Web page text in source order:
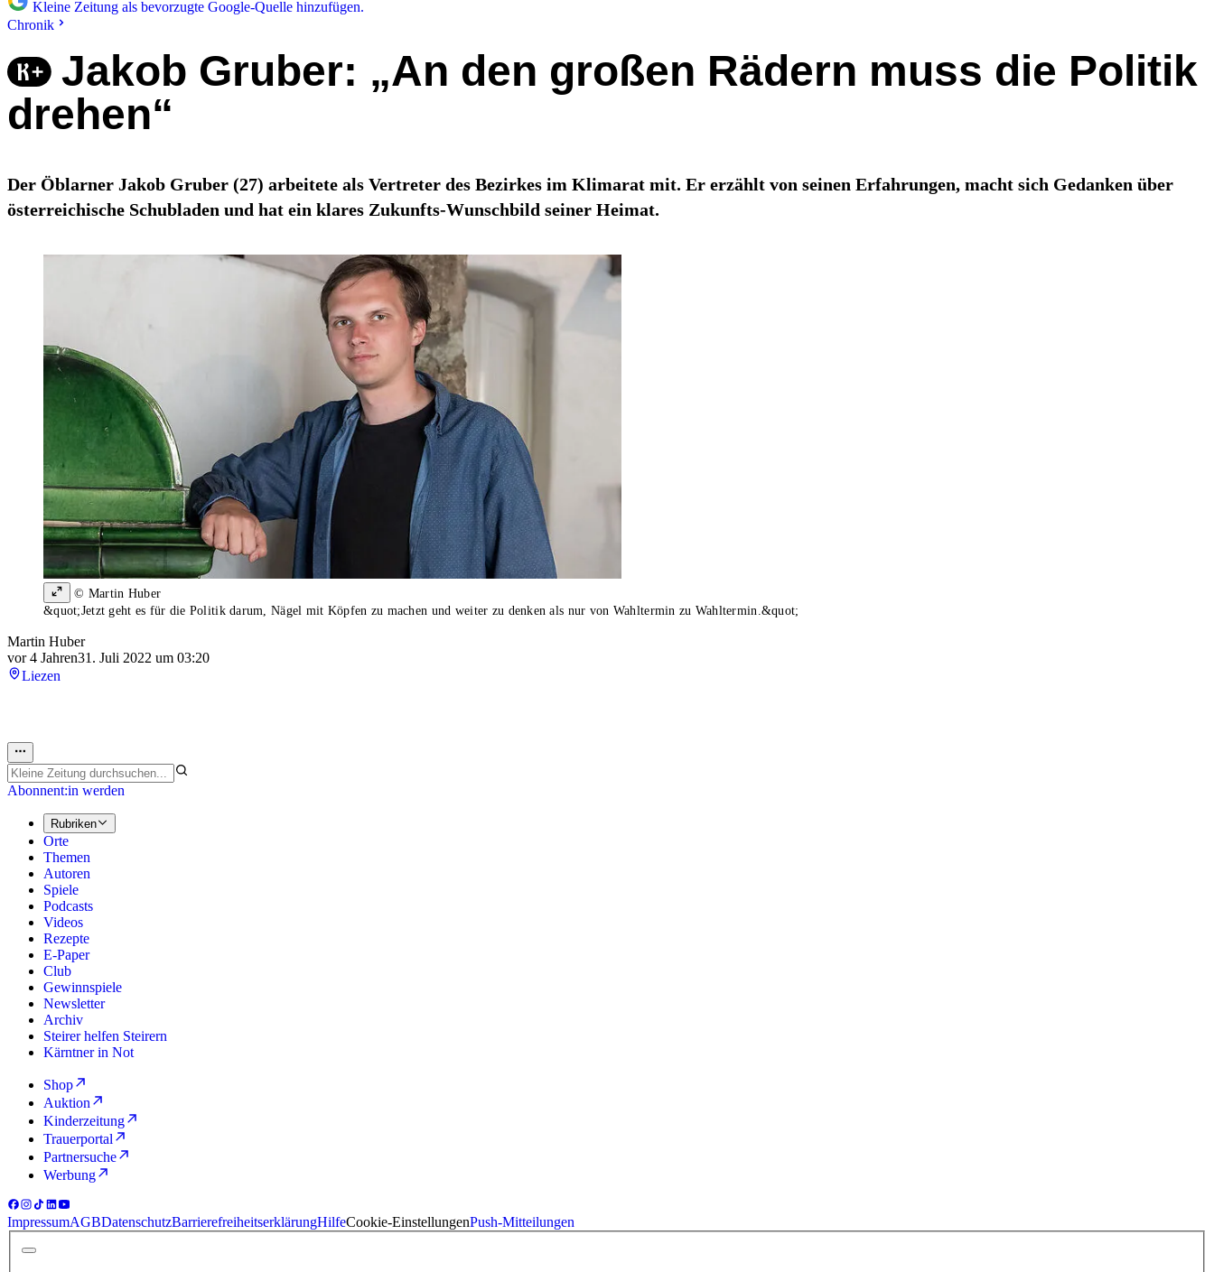
Kleine Zeitung als bevorzugte Google-Quelle hinzufügen.
Chronik
Jakob Gruber: „An den großen Rädern muss die Politik
drehen“
Der Öblarner Jakob Gruber (27) arbeitete als Vertreter des Bezirkes im Klimarat mit. Er erzählt von seinen Erfahrungen, macht sich Gedanken über
österreichische Schubladen und hat ein klares Zukunfts-Wunschbild seiner Heimat.
© Martin Huber
&quot;Jetzt geht es für die Politik darum, Nägel mit Köpfen zu machen und weiter zu denken als nur von Wahltermin zu Wahltermin.&quot;
Martin Huber
vor 4 Jahren31. Juli 2022 um 03:20
Liezen
Abonnent:in werden
Rubriken
Orte
Themen
Autoren
Spiele
Podcasts
Videos
Rezepte
E-Paper
Club
Gewinnspiele
Newsletter
Archiv
Steirer helfen Steirern
Kärntner in Not
Shop
Auktion
Kinderzeitung
Trauerportal
Partnersuche
Werbung
ImpressumAGBDatenschutzBarrierefreiheitserklärungHilfeCookie-EinstellungenPush-Mitteilungen